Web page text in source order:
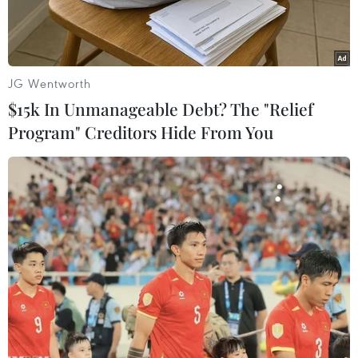
chức, cá nhân.
Bị can Nguyễn Phương Hằng tại cơ quan điều tra. (Ảnh công an
cung cấp)
Viện Kiểm sát nhân dân Thành phố Hồ Chí
JG Wentworth
$15k In Unmanageable Debt? The "Relief
Program" Creditors Hide From You